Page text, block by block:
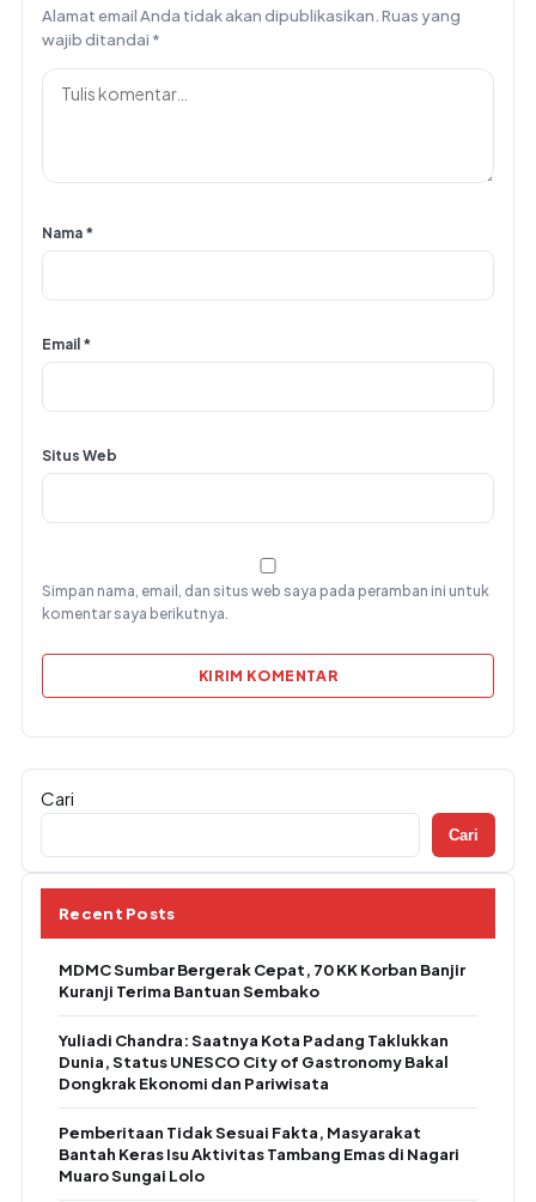
Alamat email Anda tidak akan dipublikasikan. Ruas yang
wajib ditandai *
Nama *
Email *
Situs Web
Simpan nama, email, dan situs web saya pada peramban ini untuk
komentar saya berikutnya.
Cari
Cari
Recent Posts
MDMC Sumbar Bergerak Cepat, 70 KK Korban Banjir
Kuranji Terima Bantuan Sembako
Yuliadi Chandra: Saatnya Kota Padang Taklukkan
Dunia, Status UNESCO City of Gastronomy Bakal
Dongkrak Ekonomi dan Pariwisata
Pemberitaan Tidak Sesuai Fakta, Masyarakat
Bantah Keras Isu Aktivitas Tambang Emas di Nagari
Muaro Sungai Lolo